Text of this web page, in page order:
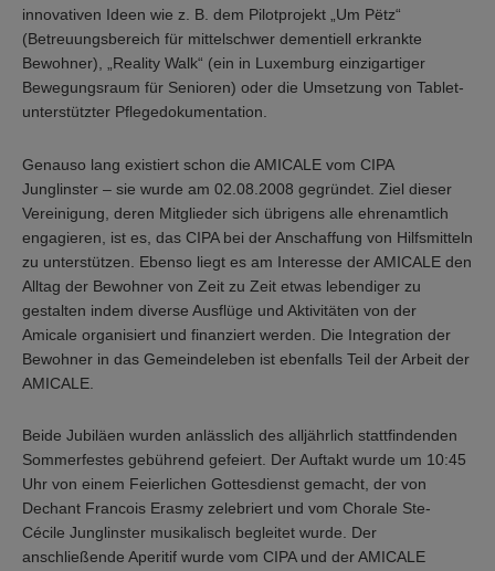
innovativen Ideen wie z. B. dem Pilotprojekt „Um Pëtz“
(Betreuungsbereich für mittelschwer dementiell erkrankte
Bewohner), „Reality Walk“ (ein in Luxemburg einzigartiger
Bewegungsraum für Senioren) oder die Umsetzung von Tablet-
unterstützter Pflegedokumentation.
Genauso lang existiert schon die AMICALE vom CIPA
Junglinster – sie wurde am 02.08.2008 gegründet. Ziel dieser
Vereinigung, deren Mitglieder sich übrigens alle ehrenamtlich
engagieren, ist es, das CIPA bei der Anschaffung von Hilfsmitteln
zu unterstützen. Ebenso liegt es am Interesse der AMICALE den
Alltag der Bewohner von Zeit zu Zeit etwas lebendiger zu
gestalten indem diverse Ausflüge und Aktivitäten von der
Amicale organisiert und finanziert werden. Die Integration der
Bewohner in das Gemeindeleben ist ebenfalls Teil der Arbeit der
AMICALE.
Beide Jubiläen wurden anlässlich des alljährlich stattfindenden
Sommerfestes gebührend gefeiert. Der Auftakt wurde um 10:45
Uhr von einem Feierlichen Gottesdienst gemacht, der von
Dechant Francois Erasmy zelebriert und vom Chorale Ste-
Cécile Junglinster musikalisch begleitet wurde. Der
anschließende Aperitif wurde vom CIPA und der AMICALE